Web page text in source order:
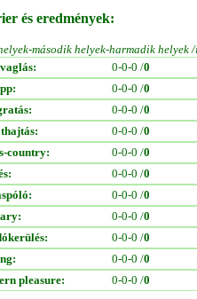
és eredmények:
második helyek-harmadik helyek
0-0-0 /0
0-0-0 /0
0-0-0 /0
0-0-0 /0
country:
0-0-0 /0
0-0-0 /0
0-0-0 /0
0-0-0 /0
0-0-0 /0
0-0-0 /0
pleasure:
0-0-0 /0